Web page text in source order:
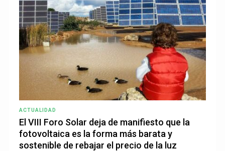
ACTUALIDAD
El VIII Foro Solar deja de manifiesto que la
fotovoltaica es la forma más barata y
sostenible de rebajar el precio de la luz